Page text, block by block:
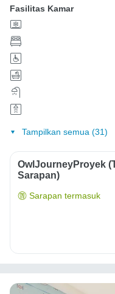
Fasilitas Kamar
Tampilkan semua (31)
OwlJourneyProyek
Sarapan)
Sarapan termasuk